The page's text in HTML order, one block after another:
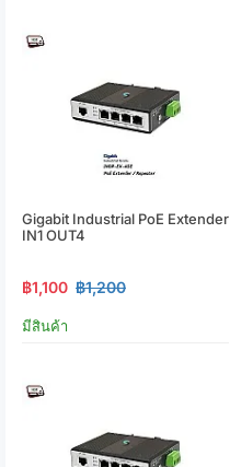
Gigabit Industrial PoE Extender
IN1 OUT4
฿1,100 ฿1,200
มีสินค้า